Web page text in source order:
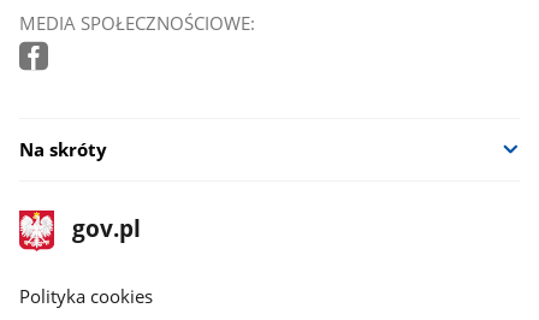
MEDIA SPOŁECZNOŚCIOWE:
Na skróty
stopka
gov.pl
Strona
gov.pl
gov.pl
Polityka cookies